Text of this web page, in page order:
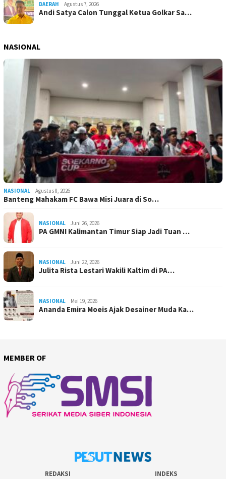
DAERAH Agustus 7, 2026
Andi Satya Calon Tunggal Ketua Golkar Sa…
NASIONAL
NASIONAL Agustus 8, 2026
Banteng Mahakam FC Bawa Misi Juara di So…
NASIONAL Juni 26, 2026
PA GMNI Kalimantan Timur Siap Jadi Tuan …
NASIONAL Juni 22, 2026
Julita Rista Lestari Wakili Kaltim di PA…
NASIONAL Mei 19, 2026
Ananda Emira Moeis Ajak Desainer Muda Ka…
MEMBER OF
REDAKSI INDEKS